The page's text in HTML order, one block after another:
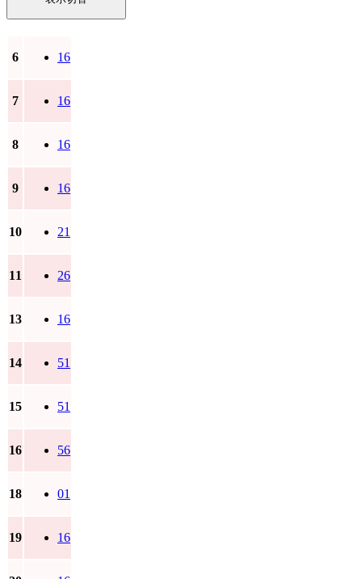
6 16
7 16
8 16
9 16
10 21
11 26
13 16
14 51
15 51
16 56
18 01
19 16